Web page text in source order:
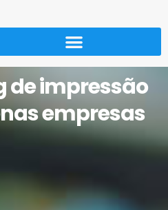
de impressão
empresas